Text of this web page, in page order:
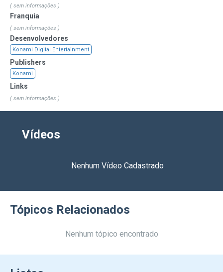
( sem informações )
Franquia
( sem informações )
Desenvolvedores
Konami Digital Entertainment
Publishers
Konami
Links
( sem informações )
Vídeos
Nenhum Vídeo Cadastrado
Tópicos Relacionados
Nenhum tópico encontrado